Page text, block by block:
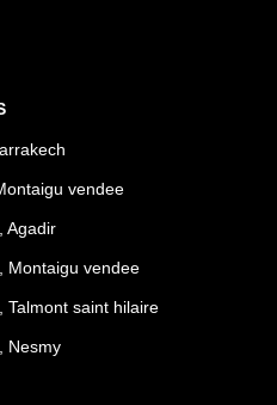
vendee
Agadir
Montaigu vendee
Talmont saint hilaire
Nesmy